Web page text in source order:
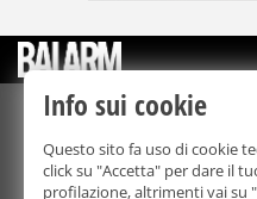
Bmedia Srl-
La riproduzione totale o
forma, su
Info sui cookie
Questo sito fa uso di cookie
click su "Accetta" per dare il
profilazione, altrimenti vai su